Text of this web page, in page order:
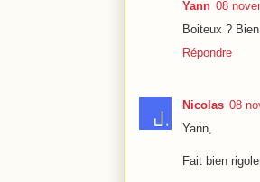
Yann 08
Boiteux ?
Répondre
Nicolas 08
Yann,
Fait bien